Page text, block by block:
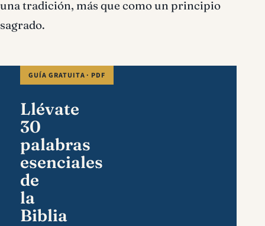
una tradición, más que como un principio
sagrado.
GUÍA GRATUITA · PDF
Llévate
30
palabras
esenciales
de
la
Biblia